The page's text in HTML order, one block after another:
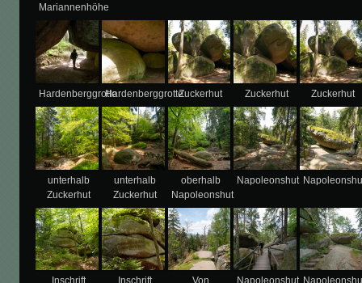
Mariannenhöhe
HardenberggrotteHardenberggrotteZuckerhut Zuckerhut Zuckerhut
unterhalb
Zuckerhut
unterhalb
Zuckerhut
oberhalb
Napoleonshut
Napoleonshut